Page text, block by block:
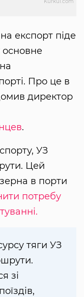
експорт піде
Про це в
директор
.
УЗ
Цей
в порти
потребу
тяги УЗ
зі